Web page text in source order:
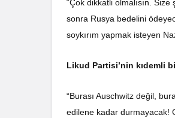
“Çok dikkatli olmalısın.
sonra Rusya bedelini
soykırım yapmak isteyen
Likud Partisi’nin kıdemli
“Burası Auschwitz değil,
edilene kadar durmayacak!